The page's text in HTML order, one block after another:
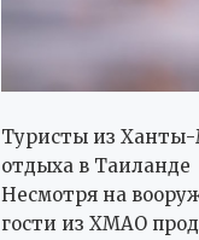
Туристы из Ханты-
отдыха в Таиланде
Несмотря на
гости из ХМАО